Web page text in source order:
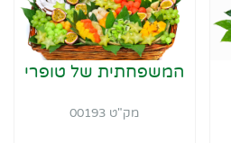
המשפחתית של טופרי
מק"ט 00193